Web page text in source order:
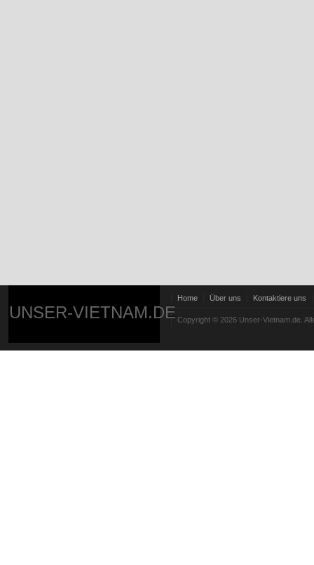
UNSER-VIETNAM.DE
Home Über uns Kontaktiere uns
Copyright © 2026 Unser-Vietnam.de.